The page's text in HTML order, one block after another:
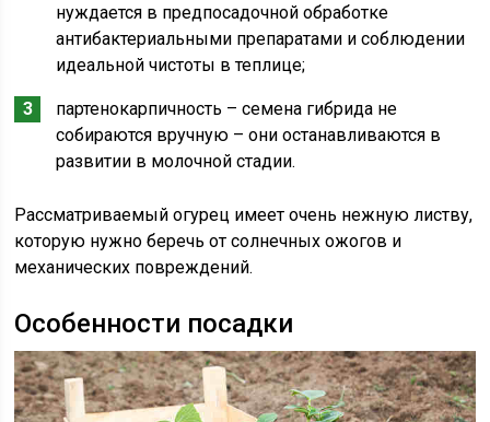
нуждается в предпосадочной обработке
антибактериальными препаратами и соблюдении
идеальной чистоты в теплице;
партенокарпичность – семена гибрида не
собираются вручную – они останавливаются в
развитии в молочной стадии.
Рассматриваемый огурец имеет очень нежную листву,
которую нужно беречь от солнечных ожогов и
механических повреждений.
Особенности посадки